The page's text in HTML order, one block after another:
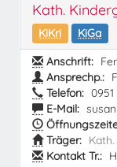
Kath.
KiKri
KiGa
Anschrift:
Ansprechp.:
Telefon: 0951
E-Mail:
Träger:
Kontakt Tr.: